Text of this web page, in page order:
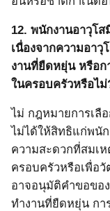
12. พนักงานอาวุโส
เนื่องจากความอาวุ
งานที่ยืดหยุ่น หรือก
ในครอบครัวหรือไม่
ไม่ กฎหมายการเลื
ไม่ได้ให้สิทธิแก่พนัก
ความสะดวกที่สมเ
ครอบครัวหรือเพื่อ
อาจอนุมัติคำขอขอ
ทำงานที่ยืดหยุ่น กา